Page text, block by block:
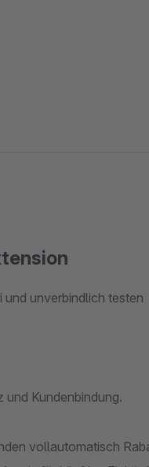
unverbindlich testen
und Kundenbindung.
vollautomatisch